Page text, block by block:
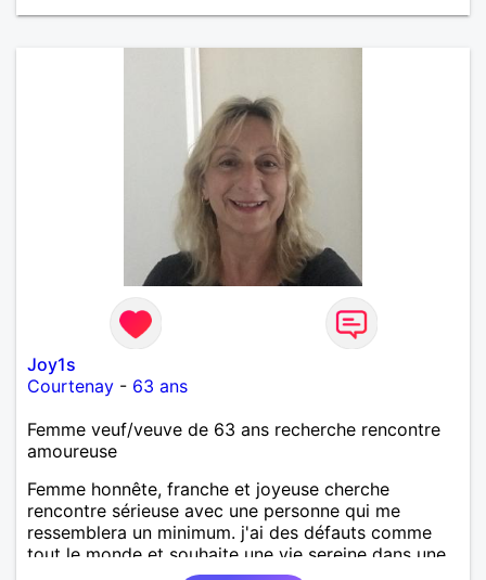
Joy1s
Courtenay - 63 ans
Femme veuf/veuve de 63 ans recherche rencontre
amoureuse
Femme honnête, franche et joyeuse cherche
rencontre sérieuse avec une personne qui me
ressemblera un minimum. j'ai des défauts comme
tout le monde et souhaite une vie sereine dans une
relation sur du long terme.